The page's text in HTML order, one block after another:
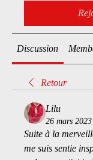
Discussion
Retour
Lilu
26 mars 2023
Suite à la
me suis sentie